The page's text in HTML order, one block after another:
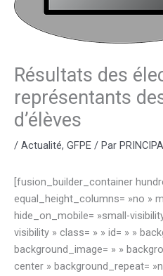
Résultats des
représentants
d’élèves
/ Actualité, GFPE / Par
[fusion_builder_container
equal_height_columns= »no »
hide_on_mobile= »small-
visibility » class= » » id= » »
background_image= » »
center » background_repeat=